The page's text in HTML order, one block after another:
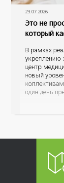
23.07.2026
Это не
который
В рамках
укреплению
центр
новый
один день